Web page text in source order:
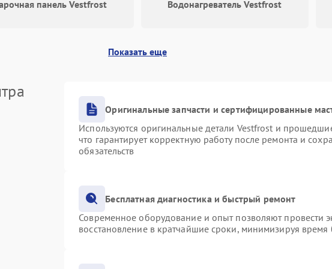
панель Vestfrost Водонагреватель Vestfrost
Показать еще
Оригинальные запчасти и сертифицированные
Используются оригинальные детали Vestfrost и
что гарантирует корректную работу после ремонта и
обязательств
Бесплатная диагностика и быстрый ремонт
Современное оборудование и опыт позволяют провести
восстановление в кратчайшие сроки, минимизируя время